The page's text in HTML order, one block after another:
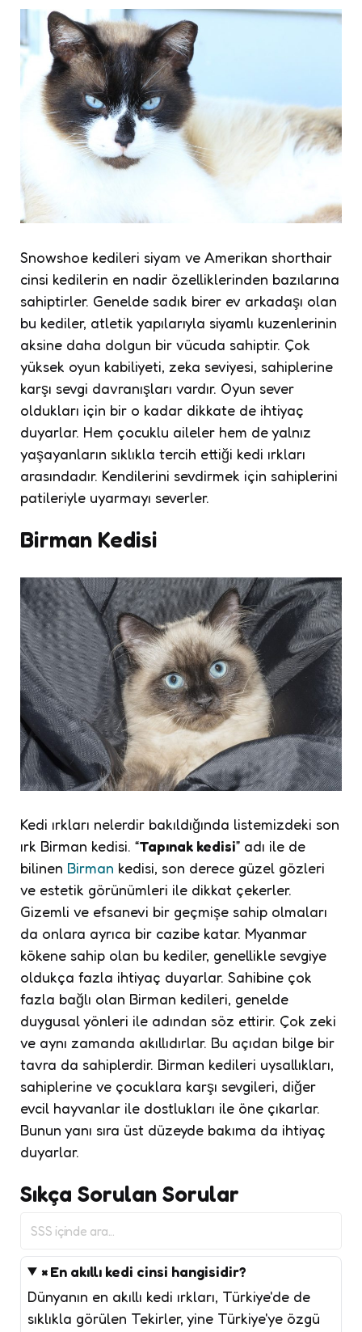
Snowshoe kedileri siyam ve Amerikan shorthair
cinsi kedilerin en nadir özelliklerinden bazılarına
sahiptirler. Genelde sadık birer ev arkadaşı olan
bu kediler, atletik yapılarıyla siyamlı kuzenlerinin
aksine daha dolgun bir vücuda sahiptir. Çok
yüksek oyun kabiliyeti, zeka seviyesi, sahiplerine
karşı sevgi davranışları vardır. Oyun sever
oldukları için bir o kadar dikkate de ihtiyaç
duyarlar. Hem çocuklu aileler hem de yalnız
yaşayanların sıklıkla tercih ettiği kedi ırkları
arasındadır. Kendilerini sevdirmek için sahiplerini
patileriyle uyarmayı severler.
Birman Kedisi
Kedi ırkları nelerdir bakıldığında listemizdeki son
ırk Birman kedisi. “Tapınak kedisi” adı ile de
bilinen Birman kedisi, son derece güzel gözleri
ve estetik görünümleri ile dikkat çekerler.
Gizemli ve efsanevi bir geçmişe sahip olmaları
da onlara ayrıca bir cazibe katar. Myanmar
kökene sahip olan bu kediler, genellikle sevgiye
oldukça fazla ihtiyaç duyarlar. Sahibine çok
fazla bağlı olan Birman kedileri, genelde
duygusal yönleri ile adından söz ettirir. Çok zeki
ve aynı zamanda akıllıdırlar. Bu açıdan bilge bir
tavra da sahiplerdir. Birman kedileri uysallıkları,
sahiplerine ve çocuklara karşı sevgileri, diğer
evcil hayvanlar ile dostlukları ile öne çıkarlar.
Bunun yanı sıra üst düzeyde bakıma da ihtiyaç
duyarlar.
Sıkça Sorulan Sorular
içinde
ara
En akıllı kedi cinsi hangisidir?
Dünyanın en akıllı kedi ırkları, Türkiye'de de
sıklıkla görülen Tekirler, yine Türkiye'ye özgü